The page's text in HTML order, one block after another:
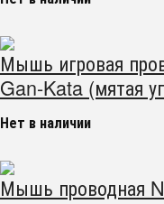
Мышь игровая
Gan-Kata (мятая
Нет в наличии
Мышь проводная